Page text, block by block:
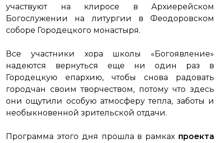
участвуют на клиросе в Архиерейском
Богослужении на литургии в Феодоровском
соборе Городецкого монастыря.
Все участники хора школы «Богоявление»
надеются вернуться еще ни один раз в
Городецкую епархию, чтобы снова радовать
городчан своим творчеством, потому что здесь
они ощутили особую атмосферу тепла, заботы и
необыкновенной зрительской отдачи.
Программа этого дня прошла в рамках проекта